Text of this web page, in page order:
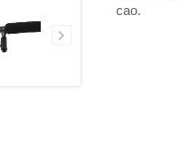
Micro điều chỉnh
cao.